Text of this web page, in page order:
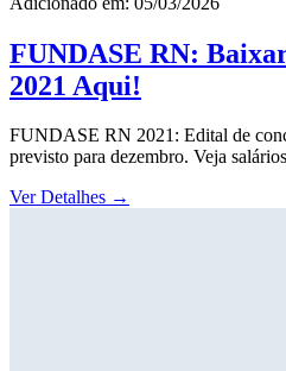
FUNDASE RN:
2021 Aqui!
FUNDASE RN 2021: Edital de
previsto para dezembro. Veja
Ver Detalhes →